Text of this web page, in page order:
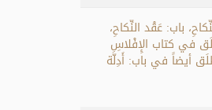
باب: عَقْد النِّكاحِ،
في كتاب الإِفْلاسِ
أيضاً في باب: أَدِلَّة